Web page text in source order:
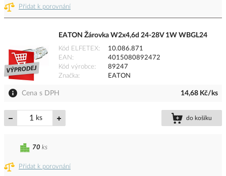
Přidat k porovnání
EATON Žárovka W2x4,6d 24-28V 1W WBGL24
Kód ELFETEX
10.086.871
EAN
4015080892472
Kód výrobce
89247
Značka
EATON
Cena s DPH 14,68 Kč/ks
ks do košíku
Přidat k porovnání
70 ks